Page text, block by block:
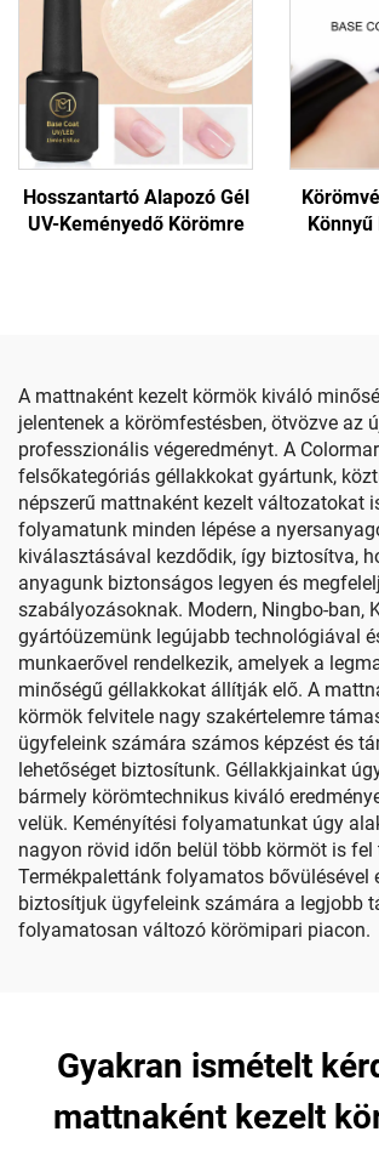
Hosszantartó Alapozó Gél
UV-Keményedő Körömre
A mattnaként kezelt körmök kiváló
jelentenek a körömfestésben, ötvözve az
professzionális végeredményt. A
felsőkategóriás géllakkokat gyártunk,
népszerű mattnaként kezelt változatokat
folyamatunk minden lépése a
kiválasztásával kezdődik, így biztosítva,
anyagunk biztonságos legyen és
szabályozásoknak. Modern, Ningbo-ban,
gyártóüzemünk legújabb technológiával
munkaerővel rendelkezik, amelyek a
minőségű géllakkokat állítják elő. A
körmök felvitele nagy szakértelemre
ügyfeleink számára számos képzést és
lehetőséget biztosítunk. Géllakkjainkat
bármely körömtechnikus kiváló
velük. Keményítési folyamatunkat úgy
nagyon rövid időn belül több körmöt is
Termékpalettánk folyamatos bővülésével
biztosítjuk ügyfeleink számára a legjobb
folyamatosan változó körömipari piacon.
Gyakran ismételt
mattnaként kezelt